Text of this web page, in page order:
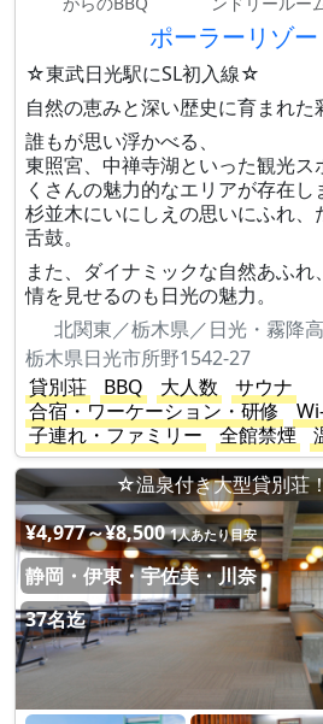
ポーラーリゾ
☆東武日光駅にSL初入線☆
自然の恵みと深い歴史に育まれた
誰もが思い浮かべる、
東照宮、中禅寺湖といった観光ス
くさんの魅力的なエリアが存在し
杉並木にいにしえの思いにふれ、
舌鼓。
また、ダイナミックな自然あふ
情を見せるのも日光の魅力。
北関東／栃木県／日光・霧降
栃木県日光市所野1542-27
貸別荘
BBQ 大人数
サウナ
合宿・ワーケーション・研修
子連れ・ファミリー
全館禁煙
☆温泉付き大型貸別荘
¥4,977～¥8,500 1人あたり目安
静岡・伊東・宇佐美・川奈
37名迄